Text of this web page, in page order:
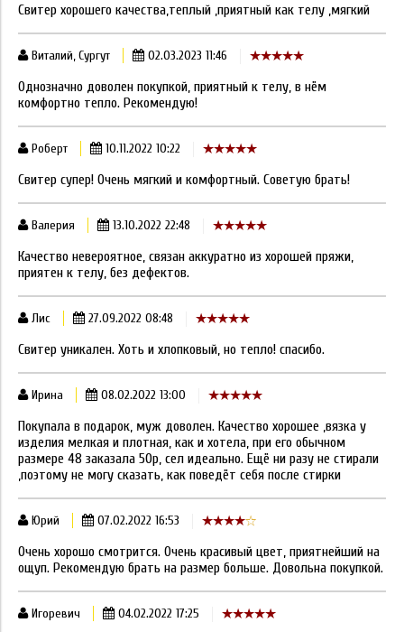
Свитер хорошего качества,теплый ,приятный как телу ,мягкий
Виталий, Сургут 02.03.2023 11:46
Однозначно доволен покупкой, приятный к телу, в нём
комфортно тепло. Рекомендую!
Роберт 10.11.2022 10:22
Свитер супер! Очень мягкий и комфортный. Советую брать!
Валерия 13.10.2022 22:48
Качество невероятное, связан аккуратно из хорошей пряжи,
приятен к телу, без дефектов.
Лис 27.09.2022 08:48
Свитер уникален. Хоть и хлопковый, но тепло! спасибо.
Ирина 08.02.2022 13:00
Покупала в подарок, муж доволен. Качество хорошее ,вязка у
изделия мелкая и плотная, как и хотела, при его обычном
размере 48 заказала 50р, сел идеально. Ещё ни разу не стирали
,поэтому не могу сказать, как поведёт себя после стирки
Юрий 07.02.2022 16:53
Очень хорошо смотрится. Очень красивый цвет, приятнейший на
ощуп. Рекомендую брать на размер больше. Довольна покупкой.
Игоревич 04.02.2022 17:25